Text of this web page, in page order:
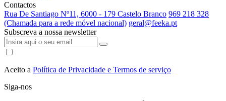
Contactos
Rua De Santiago Nº11, 6000 - 179 Castelo Branco 969 218 328
(Chamada para a rede móvel nacional) geral@feeka.pt
Subscreva a nossa newsletter
Aceito a Política de Privacidade e Termos de serviço
Siga-nos